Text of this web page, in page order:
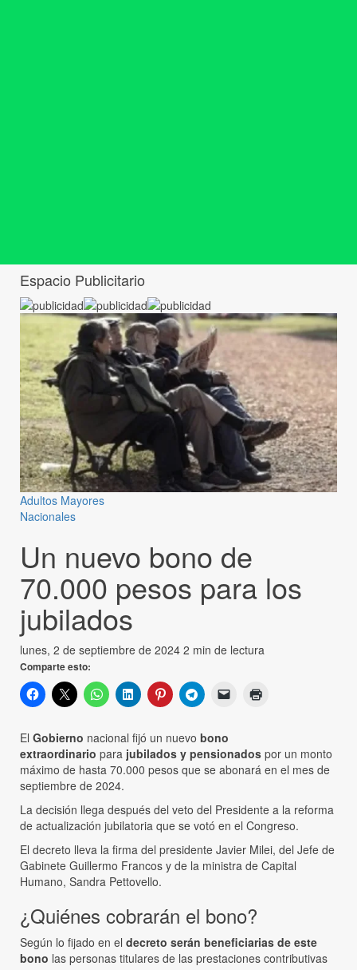
Espacio Publicitario
Adultos Mayores
Nacionales
Un nuevo bono de
70.000 pesos para los
jubilados
lunes, 2 de septiembre de 2024 2 min de lectura
Comparte esto:
El Gobierno nacional fijó un nuevo bono
extraordinario para jubilados y pensionados por un monto
máximo de hasta 70.000 pesos que se abonará en el mes de
septiembre de 2024.
La decisión llega después del veto del Presidente a la reforma
de actualización jubilatoria que se votó en el Congreso.
El decreto lleva la firma del presidente Javier Milei, del Jefe de
Gabinete Guillermo Francos y de la ministra de Capital
Humano, Sandra Pettovello.
¿Quiénes cobrarán el bono?
Según lo fijado en el decreto serán beneficiarias de este
bono las personas titulares de las prestaciones contributivas